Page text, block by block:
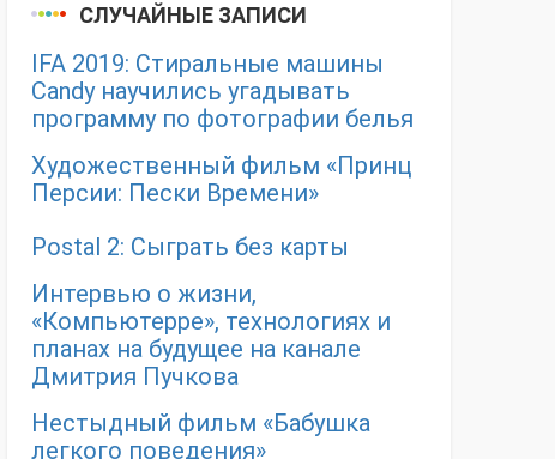
СЛУЧАЙНЫЕ ЗАПИСИ
IFA 2019: Стиральные машины
Candy научились угадывать
программу по фотографии белья
Художественный фильм «Принц
Персии: Пески Времени»
Postal 2: Сыграть без карты
Интервью о жизни,
«Компьютерре», технологиях и
планах на будущее на канале
Дмитрия Пучкова
Нестыдный фильм «Бабушка
легкого поведения»